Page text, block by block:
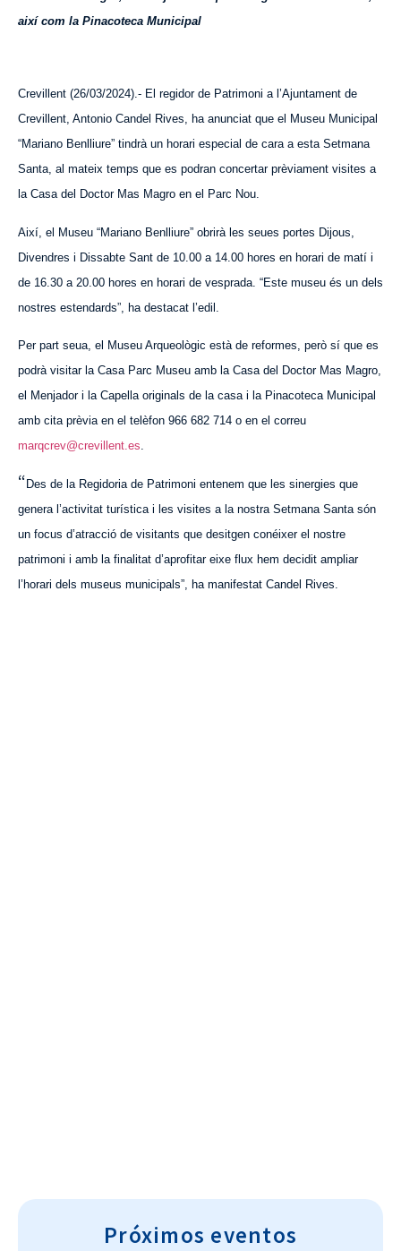
així com la Pinacoteca Municipal
Crevillent (26/03/2024).- El regidor de Patrimoni a l’Ajuntament de
Crevillent, Antonio Candel Rives, ha anunciat que el Museu Municipal
“Mariano Benlliure” tindrà un horari especial de cara a esta Setmana
Santa, al mateix temps que es podran concertar prèviament visites a
la Casa del Doctor Mas Magro en el Parc Nou.
Així, el Museu “Mariano Benlliure” obrirà les seues portes Dijous,
Divendres i Dissabte Sant de 10.00 a 14.00 hores en horari de matí i
de 16.30 a 20.00 hores en horari de vesprada. “Este museu és un dels
nostres estendards”, ha destacat l’edil.
Per part seua, el Museu Arqueològic està de reformes, però sí que es
podrà visitar la Casa Parc Museu amb la Casa del Doctor Mas Magro,
el Menjador i la Capella originals de la casa i la Pinacoteca Municipal
amb cita prèvia en el telèfon 966 682 714 o en el correu
marqcrev@crevillent.es.
“Des de la Regidoria de Patrimoni entenem que les sinergies que
genera l’activitat turística i les visites a la nostra Setmana Santa són
un focus d’atracció de visitants que desitgen conéixer el nostre
patrimoni i amb la finalitat d’aprofitar eixe flux hem decidit ampliar
l’horari dels museus municipals”, ha manifestat Candel Rives.
Próximos eventos